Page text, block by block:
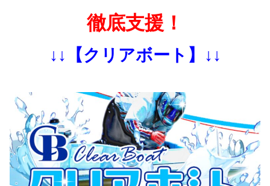
徹底支援！
↓↓【クリアボート】↓↓